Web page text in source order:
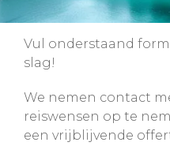
Vul onderstaand
slag!
We nemen contact
reiswensen op te
een vrijblijvende